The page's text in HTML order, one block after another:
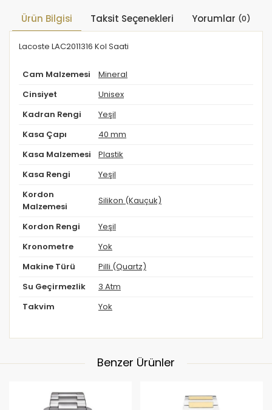
Ürün Bilgisi Taksit Seçenekleri Yorumlar (0)
Lacoste LAC2011316 Kol Saati
Cam Malzemesi Mineral
Cinsiyet Unisex
Kadran Rengi Yeşil
Kasa Çapı 40 mm
Kasa Malzemesi Plastik
Kasa Rengi Yeşil
Kordon
Malzemesi
Silikon (Kauçuk)
Kordon Rengi Yeşil
Kronometre Yok
Makine Türü Pilli (Quartz)
Su Geçirmezlik 3 Atm
Takvim Yok
Benzer Ürünler